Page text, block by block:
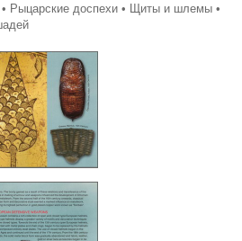
Рыцарские доспехи • Щиты и шлемы •